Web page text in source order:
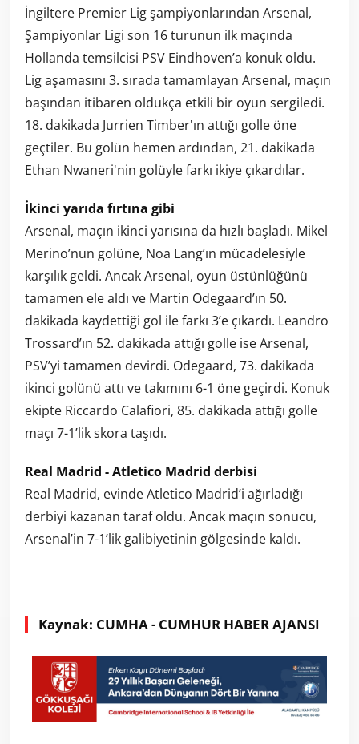
İngiltere Premier Lig şampiyonlarından Arsenal,
Şampiyonlar Ligi son 16 turunun ilk maçında
Hollanda temsilcisi PSV Eindhoven’a konuk oldu.
Lig aşamasını 3. sırada tamamlayan Arsenal, maçın
başından itibaren oldukça etkili bir oyun sergiledi.
18. dakikada Jurrien Timber'ın attığı golle öne
geçtiler. Bu golün hemen ardından, 21. dakikada
Ethan Nwaneri'nin golüyle farkı ikiye çıkardılar.
İkinci yarıda fırtına gibi
Arsenal, maçın ikinci yarısına da hızlı başladı. Mikel
Merino’nun golüne, Noa Lang’ın mücadelesiyle
karşılık geldi. Ancak Arsenal, oyun üstünlüğünü
tamamen ele aldı ve Martin Odegaard’ın 50.
dakikada kaydettiği gol ile farkı 3’e çıkardı. Leandro
Trossard’ın 52. dakikada attığı golle ise Arsenal,
PSV’yi tamamen devirdi. Odegaard, 73. dakikada
ikinci golünü attı ve takımını 6-1 öne geçirdi. Konuk
ekipte Riccardo Calafiori, 85. dakikada attığı golle
maçı 7-1’lik skora taşıdı.
Real Madrid - Atletico Madrid derbisi
Real Madrid, evinde Atletico Madrid’i ağırladığı
derbiyi kazanan taraf oldu. Ancak maçın sonucu,
Arsenal’in 7-1’lik galibiyetinin gölgesinde kaldı.
Kaynak: CUMHA - CUMHUR HABER AJANSI